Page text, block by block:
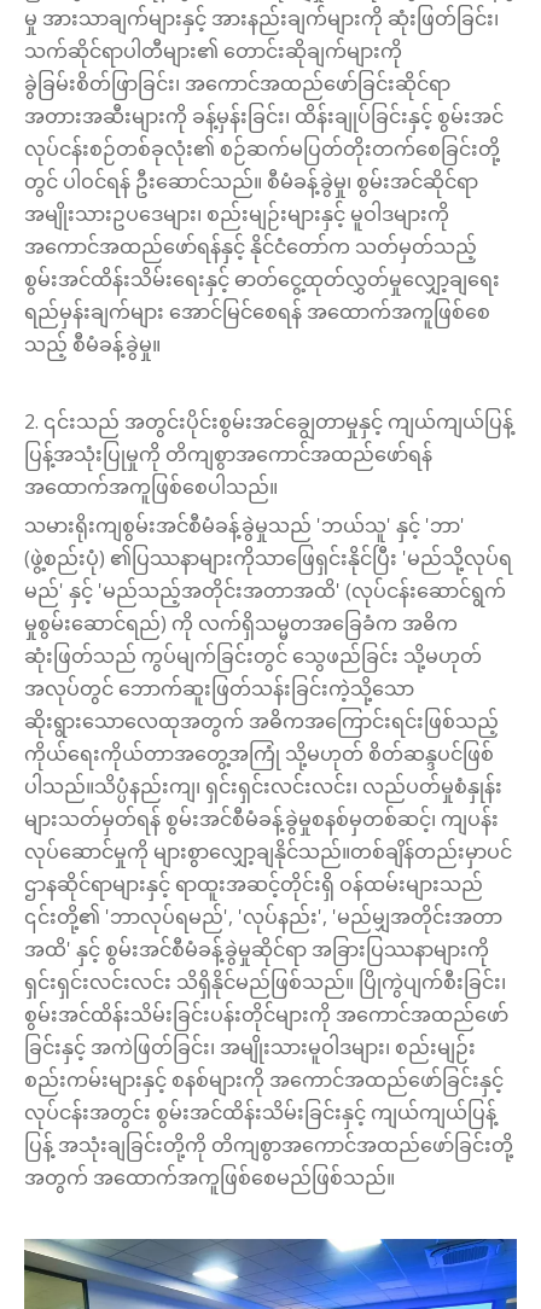
မှု အားသာချက်များနှင့် အားနည်းချက်များကို ဆုံးဖြတ်ခြင်း၊
သက်ဆိုင်ရာပါတီများ၏ တောင်းဆိုချက်များကို
ခွဲခြမ်းစိတ်ဖြာခြင်း၊ အကောင်အထည်ဖော်ခြင်းဆိုင်ရာ
အတားအဆီးများကို ခန့်မှန်းခြင်း၊ ထိန်းချုပ်ခြင်းနှင့် စွမ်းအင်
လုပ်ငန်းစဉ်တစ်ခုလုံး၏ စဉ်ဆက်မပြတ်တိုးတက်စေခြင်းတို့
တွင် ပါဝင်ရန် ဦးဆောင်သည်။ စီမံခန့်ခွဲမှု၊ စွမ်းအင်ဆိုင်ရာ
အမျိုးသားဥပဒေများ၊ စည်းမျဉ်းများနှင့် မူဝါဒများကို
အကောင်အထည်ဖော်ရန်နှင့် နိုင်ငံတော်က သတ်မှတ်သည့်
စွမ်းအင်ထိန်းသိမ်းရေးနှင့် ဓာတ်ငွေ့ထုတ်လွှတ်မှုလျှော့ချရေး
ရည်မှန်းချက်များ အောင်မြင်စေရန် အထောက်အကူဖြစ်စေ
သည့် စီမံခန့်ခွဲမှု။
2. ၎င်းသည် အတွင်းပိုင်းစွမ်းအင်ချွေတာမှုနှင့် ကျယ်ကျယ်ပြန့်
ပြန့်အသုံးပြုမှုကို တိကျစွာအကောင်အထည်ဖော်ရန်
အထောက်အကူဖြစ်စေပါသည်။
သမားရိုးကျစွမ်းအင်စီမံခန့်ခွဲမှုသည် 'ဘယ်သူ' နှင့် 'ဘာ'
(ဖွဲ့စည်းပုံ) ၏ပြဿနာများကိုသာဖြေရှင်းနိုင်ပြီး 'မည်သို့လုပ်ရ
မည်' နှင့် 'မည်သည့်အတိုင်းအတာအထိ' (လုပ်ငန်းဆောင်ရွက်
မှုစွမ်းဆောင်ရည်) ကို လက်ရှိသမ္မတအခြေခံက အဓိက
ဆုံးဖြတ်သည် ကွပ်မျက်ခြင်းတွင် သွေဖည်ခြင်း သို့မဟုတ်
အလုပ်တွင် ဘောက်ဆူးဖြတ်သန်းခြင်းကဲ့သို့သော
ဆိုးရွားသောလေထုအတွက် အဓိကအကြောင်းရင်းဖြစ်သည့်
ကိုယ်ရေးကိုယ်တာအတွေ့အကြုံ သို့မဟုတ် စိတ်ဆန္ဒပင်ဖြစ်
ပါသည်။သိပ္ပံနည်းကျ၊ ရှင်းရှင်းလင်းလင်း၊ လည်ပတ်မှုစံနှုန်း
များသတ်မှတ်ရန် စွမ်းအင်စီမံခန့်ခွဲမှုစနစ်မှတစ်ဆင့်၊ ကျပန်း
လုပ်ဆောင်မှုကို များစွာလျှော့ချနိုင်သည်။တစ်ချိန်တည်းမှာပင်
ဌာနဆိုင်ရာများနှင့် ရာထူးအဆင့်တိုင်းရှိ ဝန်ထမ်းများသည်
၎င်းတို့၏ 'ဘာလုပ်ရမည်', 'လုပ်နည်း', 'မည်မျှအတိုင်းအတာ
အထိ' နှင့် စွမ်းအင်စီမံခန့်ခွဲမှုဆိုင်ရာ အခြားပြဿနာများကို
ရှင်းရှင်းလင်းလင်း သိရှိနိုင်မည်ဖြစ်သည်။ ပြိုကွဲပျက်စီးခြင်း၊
စွမ်းအင်ထိန်းသိမ်းခြင်းပန်းတိုင်များကို အကောင်အထည်ဖော်
ခြင်းနှင့် အကဲဖြတ်ခြင်း၊ အမျိုးသားမူဝါဒများ၊ စည်းမျဉ်း
စည်းကမ်းများနှင့် စနစ်များကို အကောင်အထည်ဖော်ခြင်းနှင့်
လုပ်ငန်းအတွင်း စွမ်းအင်ထိန်းသိမ်းခြင်းနှင့် ကျယ်ကျယ်ပြန့်
ပြန့် အသုံးချခြင်းတို့ကို တိကျစွာအကောင်အထည်ဖော်ခြင်းတို့
အတွက် အထောက်အကူဖြစ်စေမည်ဖြစ်သည်။